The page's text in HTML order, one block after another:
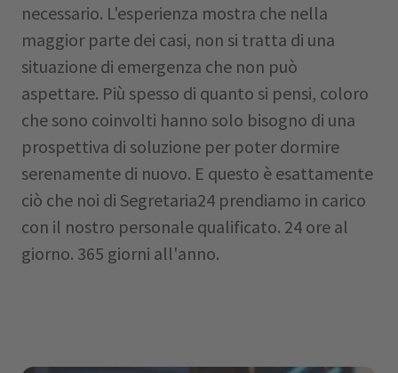
necessario. L'esperienza mostra che nella
maggior parte dei casi, non si tratta di una
situazione di emergenza che non può
aspettare. Più spesso di quanto si pensi, coloro
che sono coinvolti hanno solo bisogno di una
prospettiva di soluzione per poter dormire
serenamente di nuovo. E questo è esattamente
ciò che noi di Segretaria24 prendiamo in carico
con il nostro personale qualificato. 24 ore al
giorno. 365 giorni all'anno.